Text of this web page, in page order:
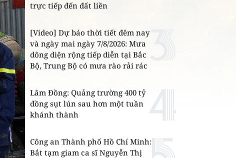
trực tiếp đến đất liền
[Video] Dự báo thời tiết đêm nay
và ngày mai ngày 7/8/2026: Mưa
dông diện rộng tiếp diễn tại Bắc
Bộ, Trung Bộ có mưa rào rải rác
Lâm Đồng: Quảng trường 400 tỷ
đồng sụt lún sau hơn một tuần
khánh thành
Công an Thành phố Hồ Chí Minh:
Bắt tạm giam ca sĩ Nguyễn Thị